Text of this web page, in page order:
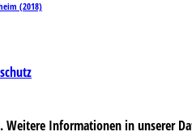
(2018)
Weitere Informationen in unserer